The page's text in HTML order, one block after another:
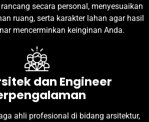
secara personal, menyesuaikan
ruang, serta karakter lahan agar hasil
mencerminkan keinginan Anda.
dan Engineer
ahli profesional di bidang arsitektur,